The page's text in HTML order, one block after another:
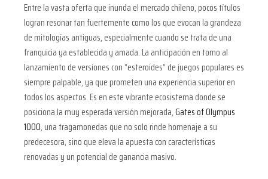
Entre la vasta oferta que inunda el mercado chileno, pocos títulos
logran resonar tan fuertemente como los que evocan la grandeza
de mitologías antiguas, especialmente cuando se trata de una
franquicia ya establecida y amada. La anticipación en torno al
lanzamiento de versiones con “esteroides” de juegos populares es
siempre palpable, ya que prometen una experiencia superior en
todos los aspectos. Es en este vibrante ecosistema donde se
posiciona la muy esperada versión mejorada,Gates of Olympus
1000, una tragamonedas que no solo rinde homenaje a su
predecesora, sino que eleva la apuesta con características
renovadas y un potencial de ganancia masivo.